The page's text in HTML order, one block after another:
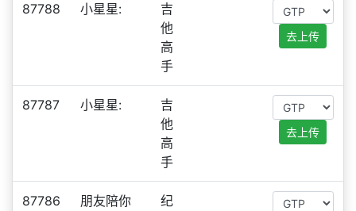
87788 小星星:
吉
他
高
手
去上传
87787 小星星:
吉
他
高
手
去上传
87786
朋友陪你
纪